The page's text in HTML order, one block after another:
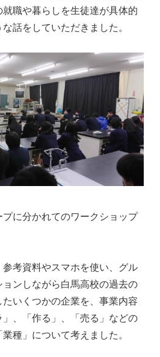
職や暮らしを生徒達が具体的
話をしていただきました。
に分かれてのワークショップ
考資料やスマホを使い、グル
ンしながら白馬高校の過去の
いくつかの企業を、事業内容
、「作る」、「売る」などの
種」について考えました。